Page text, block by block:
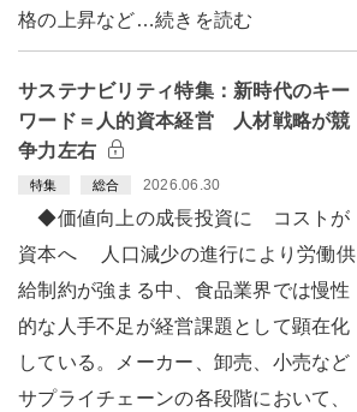
格の上昇など…続きを読む
サステナビリティ特集：新時代のキー
ワード＝人的資本経営 人材戦略が競
争力左右
特集 総合 2026.06.30
◆価値向上の成長投資に コストが
資本へ 人口減少の進行により労働供
給制約が強まる中、食品業界では慢性
的な人手不足が経営課題として顕在化
している。メーカー、卸売、小売など
サプライチェーンの各段階において、